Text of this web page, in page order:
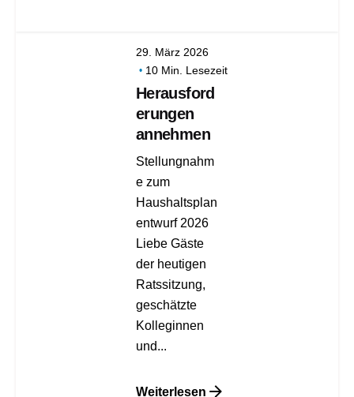
29. März 2026
10 Min. Lesezeit
Herausford
erungen
annehmen
Stellungnahm
e zum
Haushaltsplan
entwurf 2026
Liebe Gäste
der heutigen
Ratssitzung,
geschätzte
Kolleginnen
und...
Weiterlesen